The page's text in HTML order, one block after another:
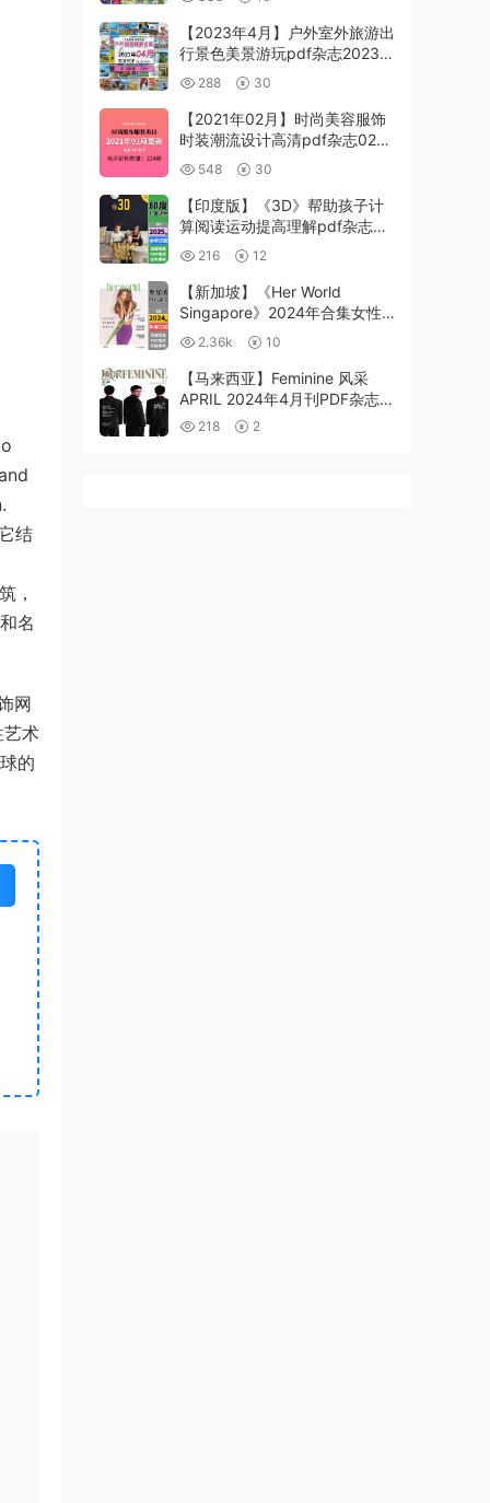
结
，
名
网
术
的
【2023年4月】户外室外旅游出
行景色美景游玩pdf杂志2023年
4月打包合集（220+本）
288 30
【2021年02月】时尚美容服饰
时装潮流设计高清pdf杂志02月
打包（共224本）
548 30
【印度版】《3D》帮助孩子计
算阅读运动提高理解pdf杂志电
子版（年订阅）
216 12
【新加坡】《Her World
Singapore》2024年合集女性
时尚潮流服饰美容穿搭设计杂志
pdf（年订阅）
2.36k 10
【马来西亚】Feminine 风采
APRIL 2024年4月刊PDF杂志期
刊下载阅读
218 2